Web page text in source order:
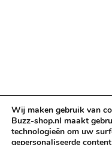
Algemene
Privacybeleid
Cookiebeleid
Wij maken gebruik van
Buzz-shop.nl maakt
technologieën om uw
gepersonaliseerde